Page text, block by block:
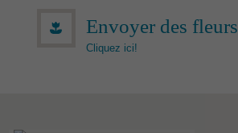
Envoyer des fleurs
Cliquez ici!